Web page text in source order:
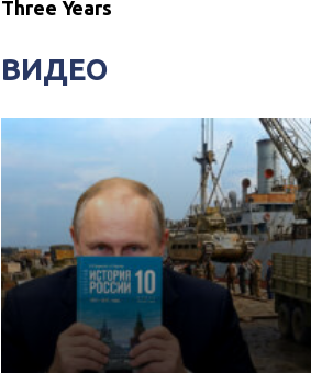
Three Years
ВИДЕО